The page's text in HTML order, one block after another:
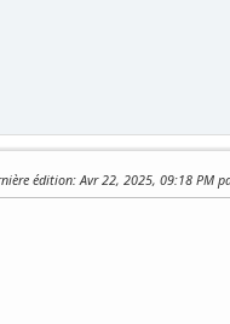
édition: Avr 22, 2025, 09:18 PM